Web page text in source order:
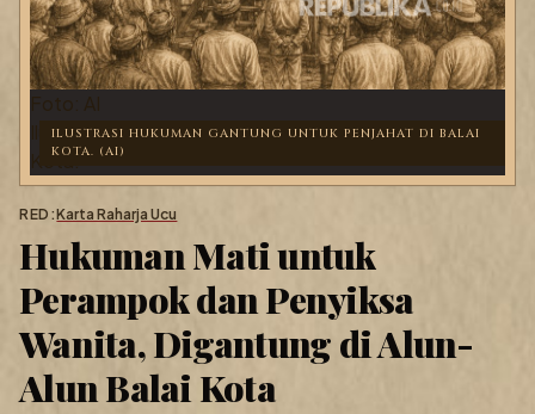
Foto: AI
Ilustrasi hukuman gantung untuk penjahat di Balai
Kota.
ILUSTRASI HUKUMAN GANTUNG UNTUK PENJAHAT DI BALAI
KOTA. (AI)
RED:Karta Raharja Ucu
Hukuman Mati untuk
Perampok dan Penyiksa
Wanita, Digantung di Alun-
Alun Balai Kota